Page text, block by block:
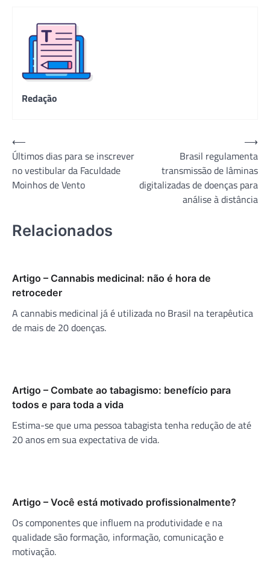
Redação
Navegação
de
Post
⟵
Últimos dias para se inscrever
no vestibular da Faculdade
Moinhos de Vento
Brasil regulamenta
transmissão de lâminas
digitalizadas de doenças para
análise à distância
⟶
Relacionados
Artigo – Cannabis medicinal: não é hora de
retroceder
A cannabis medicinal já é utilizada no Brasil na terapêutica
de mais de 20 doenças.
Artigo – Combate ao tabagismo: benefício para
todos e para toda a vida
Estima-se que uma pessoa tabagista tenha redução de até
20 anos em sua expectativa de vida.
Artigo – Você está motivado profissionalmente?
Os componentes que influem na produtividade e na
qualidade são formação, informação, comunicação e
motivação.